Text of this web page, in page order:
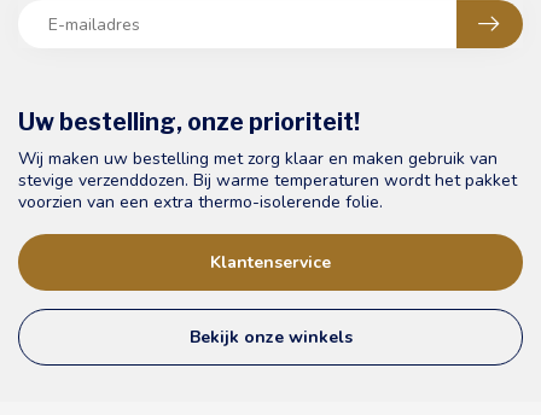
Uw bestelling, onze prioriteit!
Wij maken uw bestelling met zorg klaar en maken gebruik van
stevige verzenddozen. Bij warme temperaturen wordt het pakket
voorzien van een extra thermo-isolerende folie.
Klantenservice
Bekijk onze winkels